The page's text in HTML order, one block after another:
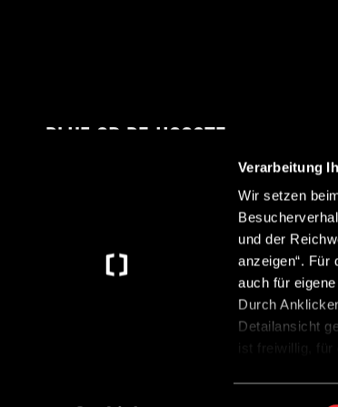
Verarbeitung
Wir setzen
und der
anzeigen“. Für
auch für
Durch
Detailansicht
ist freiwillig,
BLIJF OP DE HOOGTE
Met onze nieuwsbrief ontvang je altijd het